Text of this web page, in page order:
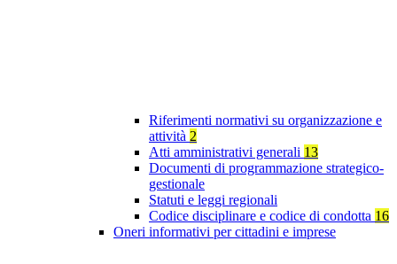
Riferimenti normativi su organizzazione e
attività 2
Atti amministrativi generali 13
Documenti di programmazione strategico-
gestionale
Statuti e leggi regionali
Codice disciplinare e codice di condotta 16
Oneri informativi per cittadini e imprese